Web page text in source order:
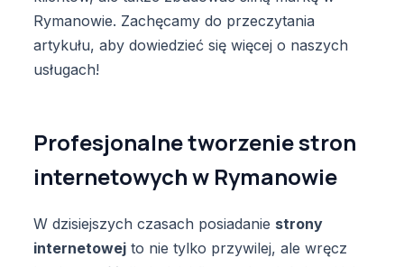
Rymanowie. Zachęcamy do przeczytania
artykułu, aby dowiedzieć się więcej o naszych
usługach!
Profesjonalne tworzenie stron
internetowych w Rymanowie
W dzisiejszych czasach posiadanie strony
internetowej to nie tylko przywilej, ale wręcz